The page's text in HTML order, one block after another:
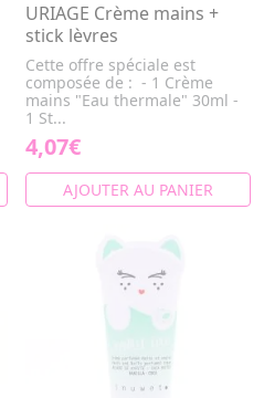
URIAGE Crème mains +
stick lèvres
Cette offre spéciale est
composée de : - 1 Crème
mains "Eau thermale" 30ml -
1 St...
4,07€
AJOUTER AU PANIER